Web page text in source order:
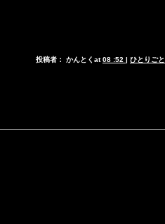
投稿者： かんとくat08 :52 | ひとりごと